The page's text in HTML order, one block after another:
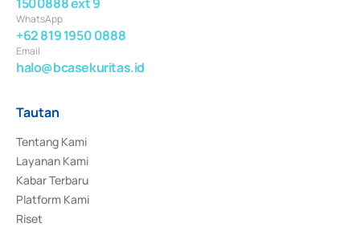
WhatsApp
+62 819 1950 0888
Email
halo@bcasekuritas.id
Tautan
Tentang Kami
Layanan Kami
Kabar Terbaru
Platform Kami
Riset